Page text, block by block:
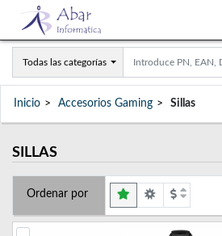
Todas las categorías
Inicio Accesorios Gaming Sillas
SILLAS
Ordenar por